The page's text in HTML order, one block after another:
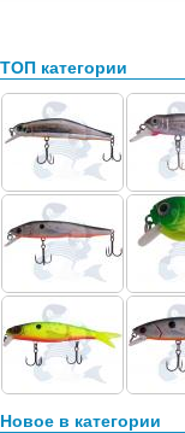
ТОП категории
Новое в категории